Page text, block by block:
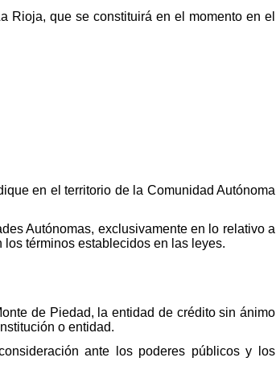
Rioja, que se constituirá en el momento en el
en el territorio de la Comunidad Autónoma
Autónomas, exclusivamente en lo relativo a
términos establecidos en las leyes.
de Piedad, la entidad de crédito sin ánimo
o entidad.
ante los poderes públicos y los